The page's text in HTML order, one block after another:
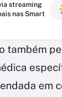
streaming
nas Smart
também
em